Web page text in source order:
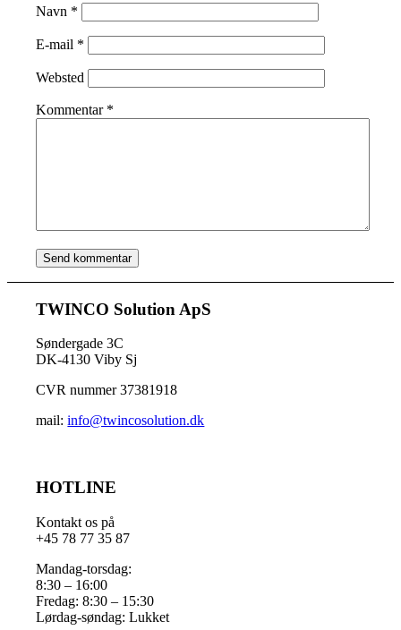
Navn *
E-mail *
Websted
Kommentar *
TWINCO Solution ApS
Søndergade 3C
DK-4130 Viby Sj
CVR nummer 37381918
mail:info@twincosolution.dk
HOTLINE
Kontakt os på
+45 78 77 35 87
Mandag-torsdag:
8:30 – 16:00
Fredag: 8:30 – 15:30
Lørdag-søndag: Lukket